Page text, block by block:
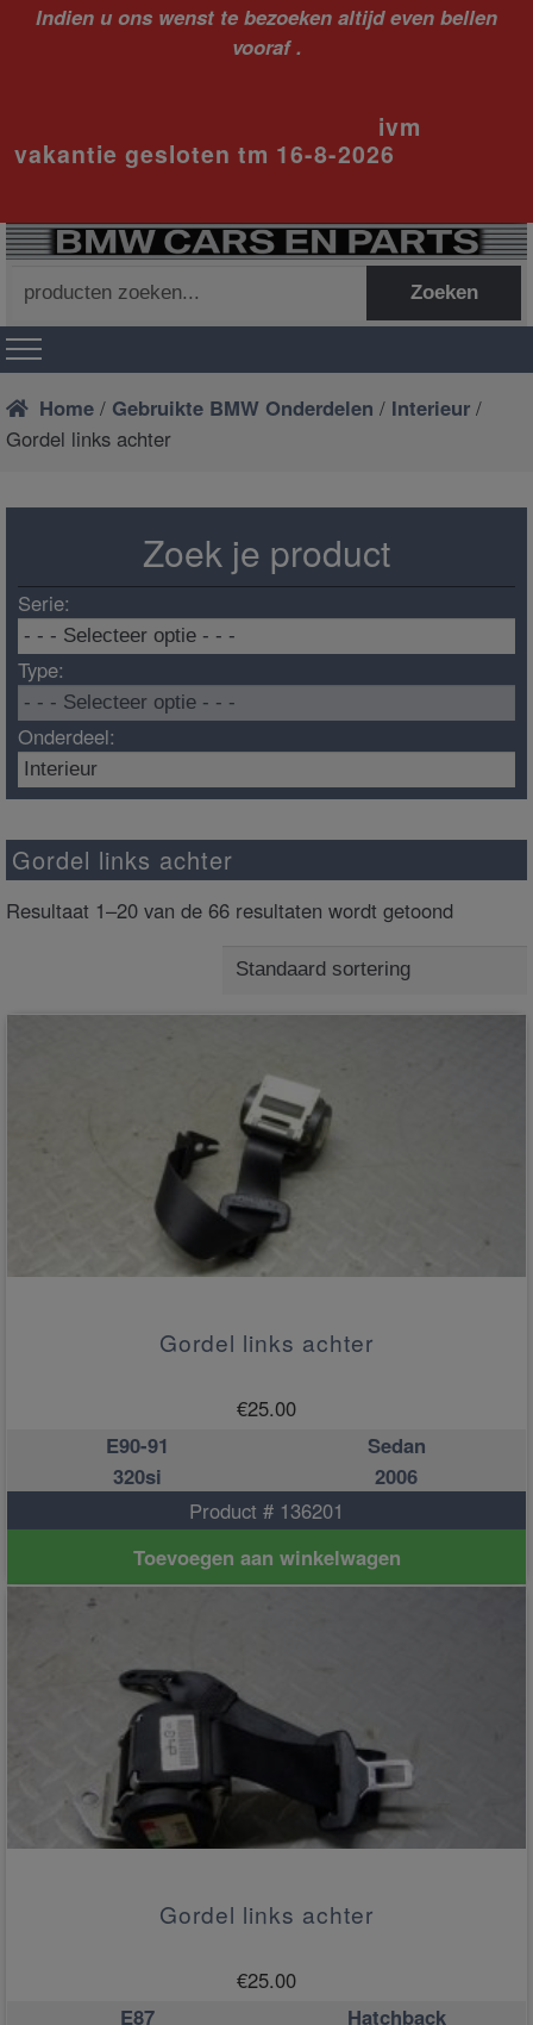
Indien u ons wenst te bezoeken altijd even bellen
vooraf .
ivm
vakantie gesloten tm 16-8-2026
naar:
Zoeken
Home / Gebruikte BMW Onderdelen / Interieur /
Gordel links achter
Zoek je product
Serie:
Type:
Onderdeel:
Gordel links achter
Resultaat 1–20 van de 66 resultaten wordt getoond
Gordel links achter
€25.00
E90-91
Sedan
320si
2006
Product # 136201
Toevoegen aan winkelwagen
Gordel links achter
€25.00
E87
Hatchback